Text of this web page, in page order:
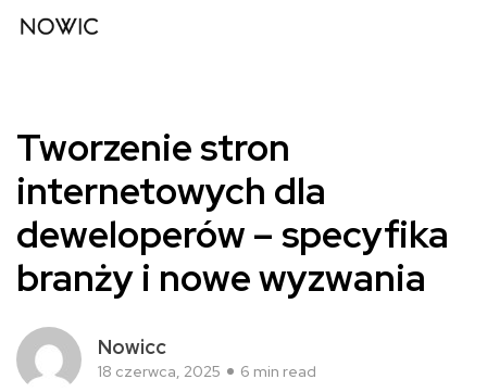
Tworzenie stron
internetowych dla
deweloperów – specyfika
branży i nowe wyzwania
Nowicc
18 czerwca, 2025 6 min read